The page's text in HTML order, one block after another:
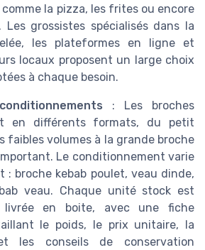
la pizza, les frites ou encore
grossistes spécialisés dans la
les plateformes en ligne et
locaux proposent un large choix
à chaque besoin.
: Les broches
en différents formats, du petit
faibles volumes à la grande broche
Le conditionnement varie
: broche kebab poulet, veau dinde,
veau. Chaque unité stock est
livrée en boite, avec une fiche
le poids, le prix unitaire, la
les conseils de conservation